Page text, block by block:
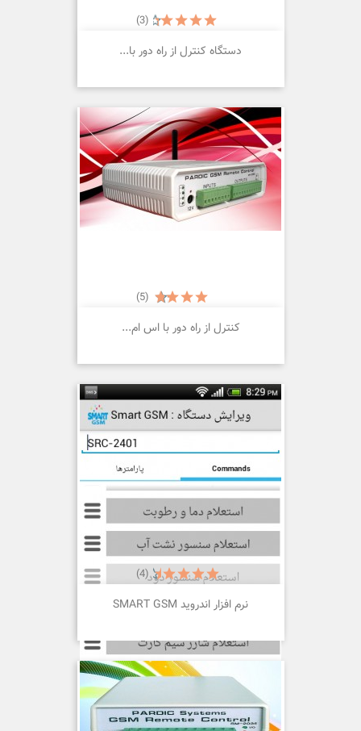
دستگاه کنترل از راه دور با...
(3)
کنترل از راه دور با اس ام...
(5)
نرم افزار اندروید SMART GSM
(4)